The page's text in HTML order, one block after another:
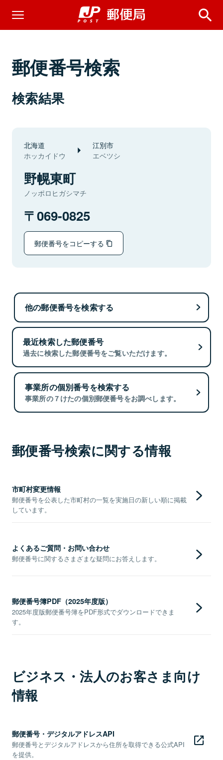
郵便番号検索
検索結果
北海道
ホッカイドウ
江別市
エベツシ
野幌東町
ノッポロヒガシマチ
069-0825
郵便番号をコピーする
他の郵便番号を検索する
最近検索した郵便番号
過去に検索した郵便番号をご覧いただけます。
事業所の個別番号を検索する
事業所の７けたの個別郵便番号をお調べします。
郵便番号検索に関する情報
市町村変更情報
郵便番号を公表した市町村の一覧を実施日の新しい順に掲載
しています。
よくあるご質問・お問い合わせ
郵便番号に関するさまざまな疑問にお答えします。
郵便番号簿PDF（2025年度版）
2025年度版郵便番号簿をPDF形式でダウンロードできま
す。
ビジネス・法人のお客さま向け
情報
郵便番号・デジタルアドレスAPI
郵便番号とデジタルアドレスから住所を取得できる公式API
を提供。